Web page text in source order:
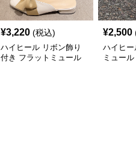
¥3,220 (税込)
ハイヒール リボン飾り
付き フラットミュール
¥2,500
ハイヒ
ミュール